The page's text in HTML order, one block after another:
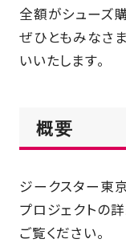
SHOP
お問い合わ
CSRのご依頼
スクール体
全額がシューズ
ぜひともみなさ
いいたします。
概要
ジークスター東
プロジェクトの
ご覧ください。